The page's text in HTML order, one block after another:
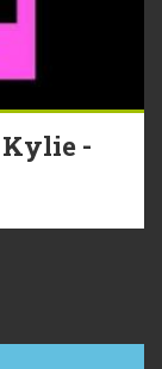
Kylie -